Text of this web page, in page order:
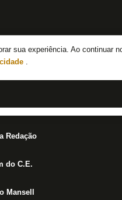
sua experiência. Ao continuar
.
do Botafogo
Redação
do C.E.
Mansell